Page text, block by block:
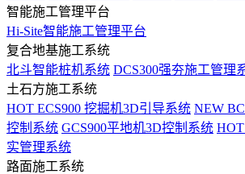
智能施工管理平台
Hi-Site智能施工管理平台
复合地基施工系统
北斗智能桩机系统 DCS300强夯施工管理
土石方施工系统
HOT ECS900 挖掘机3D引导系统 NEW
控制系统 GCS900平地机3D控制系统 HOT
实管理系统
路面施工系统